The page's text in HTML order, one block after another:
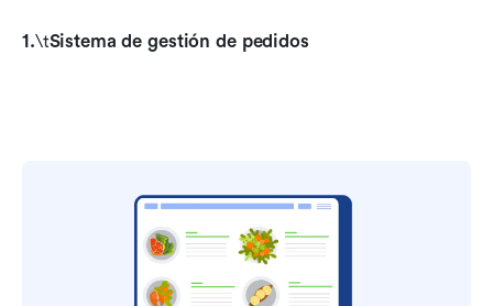
1.\tSistema de gestión de pedidos